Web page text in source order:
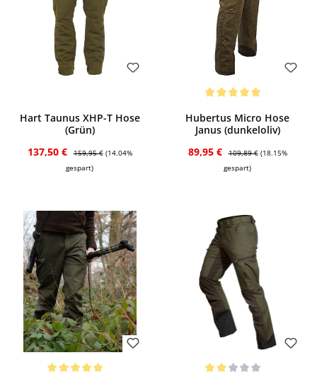
Hart Taunus XHP-T Hose
(Grün)
Verkaufspreis:
137,50 € 159,95 € (14.04%
gespart)
Bewerten
Hubertus Micro Hose
Janus (dunkeloliv)
Verkaufspreis:
89,95 € 109,89 € (18.15%
gespart)
Bewerten Bewerten